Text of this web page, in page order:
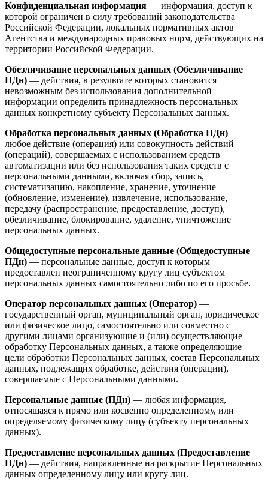
Конфиденциальная информация — информация, доступ к
которой ограничен в силу требований законодательства
Российской Федерации, локальных нормативных актов
Агентства и международных правовых норм, действующих на
территории Российской Федерации.
Обезличивание персональных данных (Обезличивание
ПДн) — действия, в результате которых становится
невозможным без использования дополнительной
информации определить принадлежность персональных
данных конкретному субъекту Персональных данных.
Обработка персональных данных (Обработка ПДн) —
любое действие (операция) или совокупность действий
(операций), совершаемых с использованием средств
автоматизации или без использования таких средств с
персональными данными, включая сбор, запись,
систематизацию, накопление, хранение, уточнение
(обновление, изменение), извлечение, использование,
передачу (распространение, предоставление, доступ),
обезличивание, блокирование, удаление, уничтожение
персональных данных.
Общедоступные персональные данные (Общедоступные
ПДн) — персональные данные, доступ к которым
предоставлен неограниченному кругу лиц субъектом
персональных данных самостоятельно либо по его просьбе.
Оператор персональных данных (Оператор) —
государственный орган, муниципальный орган, юридическое
или физическое лицо, самостоятельно или совместно с
другими лицами организующие и (или) осуществляющие
обработку Персональных данных, а также определяющие
цели обработки Персональных данных, состав Персональных
данных, подлежащих обработке, действия (операции),
совершаемые с Персональными данными.
Персональные данные (ПДн) — любая информация,
относящаяся к прямо или косвенно определенному, или
определяемому физическому лицу (субъекту персональных
данных).
Предоставление персональных данных (Предоставление
ПДн) — действия, направленные на раскрытие Персональных
данных определенному лицу или кругу лиц.